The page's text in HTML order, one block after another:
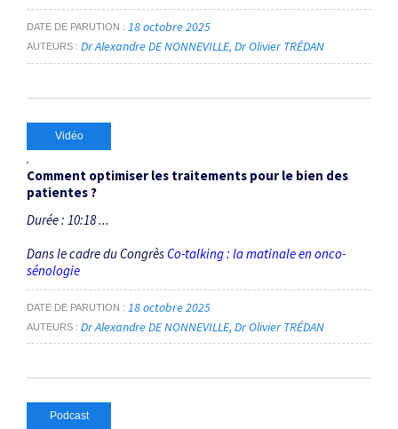
DATE DE PARUTION 18 octobre 2025
AUTEURS Dr Alexandre DE NONNEVILLE Dr Olivier TRÉDAN
Vidéo
Comment optimiser les traitements pour le bien des
patientes ?
Durée : 10:18 ...
Dans le cadre du CongrèsCo-talking : la matinale en onco-
sénologie
DATE DE PARUTION 18 octobre 2025
AUTEURS Dr Alexandre DE NONNEVILLE Dr Olivier TRÉDAN
Podcast